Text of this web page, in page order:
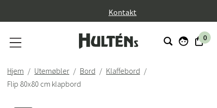
Kontakt
0
Hjem Utemøbler Bord
Klaffebord
Flip 80x80 cm klapbord